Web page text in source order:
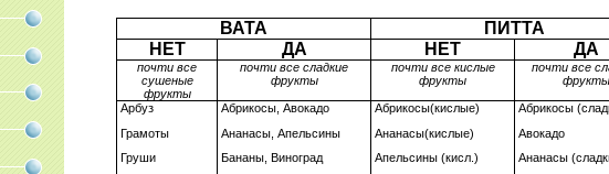
ВАТА
ПИТТА
НЕТ
ДА НЕТ ДА
почти все
сушеные
фрукты
почти все сладкие
фрукты
почти все кислые
фрукты
почти все
фрукты
Арбуз
Грамоты
Груши
Абрикосы, Авокадо
Ананасы, Апельсины
Бананы, Виноград
Абрикосы(кислые)
Ананасы(кислые)
Апельсины (кисл.)
Абрикосы
Авокадо
Ананасы